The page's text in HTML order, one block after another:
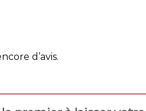
d’avis.